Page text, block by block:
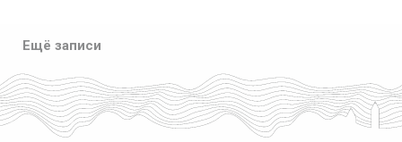
Ещё записи